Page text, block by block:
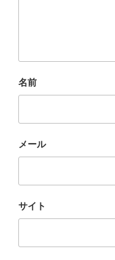
名前
メール
サイト